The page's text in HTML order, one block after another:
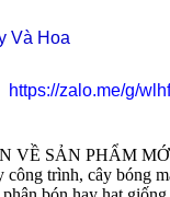
Và Hoa
https://zalo.me/g/
VỀ SẢN PHẨM
công trình, cây bóng